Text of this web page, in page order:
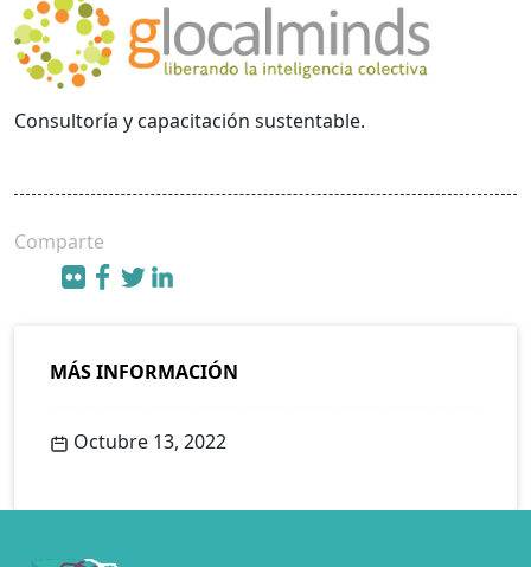
Consultoría y capacitación sustentable.
Comparte
MÁS INFORMACIÓN
Octubre 13, 2022